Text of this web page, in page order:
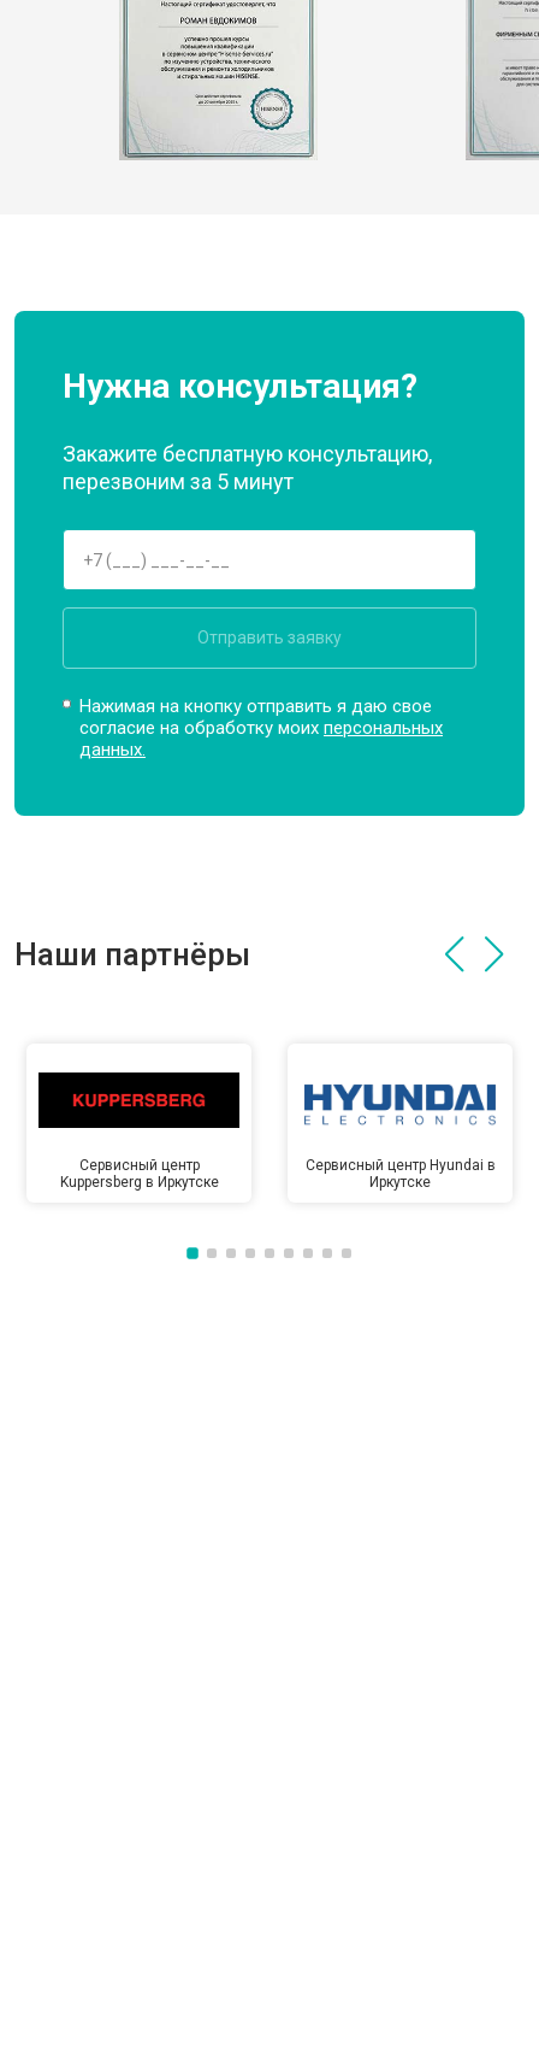
Нужна консультация?
Закажите бесплатную консультацию,
перезвоним за 5 минут
Отправить заявку
Нажимая на кнопку отправить я даю свое
согласие на обработку моихперсональных
данных.
Наши партнёры
Сервисный центр
Kuppersberg в Иркутске
Сервисный центр Hyundai в
Иркутске